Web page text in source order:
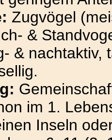
Zugvögel
&
& nachtaktiv,
im 1.
Inseln